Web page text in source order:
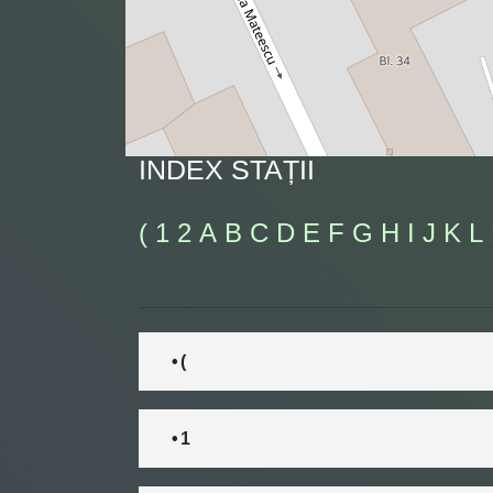
INDEX STAȚII
( 1 2 A B C D E F G H I J K L
• (
• 1